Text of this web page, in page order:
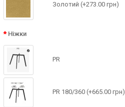
Золотий (+273.00 грн)
Ніжки
PR
PR 180/360 (+665.00 грн)